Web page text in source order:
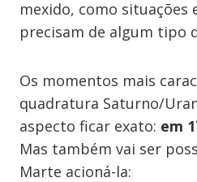
mexido, como situações
precisam de algum tipo
Os momentos mais
quadratura Saturno/
aspecto ficar exato: em
Mas também vai ser
Marte acioná-la: